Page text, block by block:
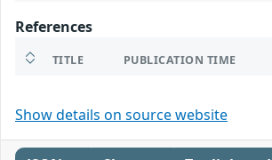
References
TITLE PUBLICATION TIME
Show details on source website